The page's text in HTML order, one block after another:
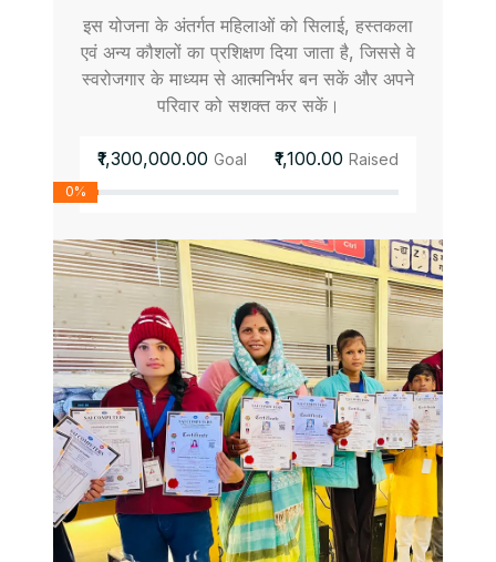
इस योजना के अंतर्गत महिलाओं को सिलाई, हस्तकला
एवं अन्य कौशलों का प्रशिक्षण दिया जाता है, जिससे वे
स्वरोजगार के माध्यम से आत्मनिर्भर बन सकें और अपने
परिवार को सशक्त कर सकें।
₹1,300,000.00 Goal ₹1,100.00 Raised
0%